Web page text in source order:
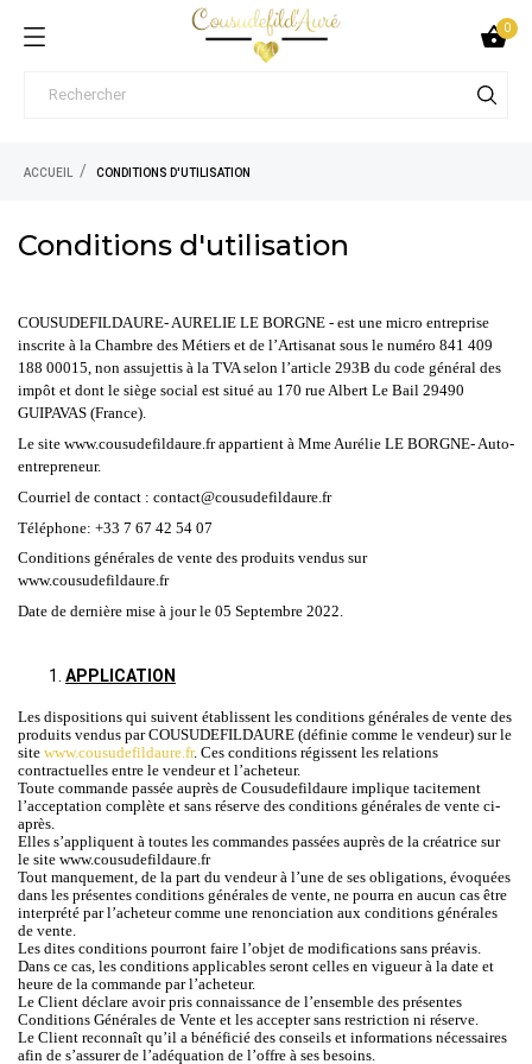
0
ACCUEIL CONDITIONS D'UTILISATION
Conditions d'utilisation
COUSUDEFILDAURE- AURELIE LE BORGNE - est une micro entreprise
inscrite à la Chambre des Métiers et de l’Artisanat sous le numéro 841 409
188 00015, non assujettis à la TVA selon l’article 293B du code général des
impôt et dont le siège social est situé au 170 rue Albert Le Bail 29490
GUIPAVAS (France).
Le site www.cousudefildaure.fr appartient à Mme Aurélie LE BORGNE- Auto-
entrepreneur.
Courriel de contact : contact@cousudefildaure.fr
Téléphone: +33 7 67 42 54 07
Conditions générales de vente des produits vendus sur
www.cousudefildaure.fr
Date de dernière mise à jour le 05 Septembre 2022.
APPLICATION
Les dispositions qui suivent établissent les conditions générales de vente des
produits vendus par COUSUDEFILDAURE (définie comme le vendeur) sur le
site www.cousudefildaure.fr. Ces conditions régissent les relations
contractuelles entre le vendeur et l’acheteur.
Toute commande passée auprès de Cousudefildaure implique tacitement
l’acceptation complète et sans réserve des conditions générales de vente ci-
après.
Elles s’appliquent à toutes les commandes passées auprès de la créatrice sur
le site www.cousudefildaure.fr
Tout manquement, de la part du vendeur à l’une de ses obligations, évoquées
dans les présentes conditions générales de vente, ne pourra en aucun cas être
interprété par l’acheteur comme une renonciation aux conditions générales
de vente.
Les dites conditions pourront faire l’objet de modifications sans préavis.
Dans ce cas, les conditions applicables seront celles en vigueur à la date et
heure de la commande par l’acheteur.
Le Client déclare avoir pris connaissance de l’ensemble des présentes
Conditions Générales de Vente et les accepter sans restriction ni réserve.
Le Client reconnaît qu’il a bénéficié des conseils et informations nécessaires
afin de s’assurer de l’adéquation de l’offre à ses besoins.